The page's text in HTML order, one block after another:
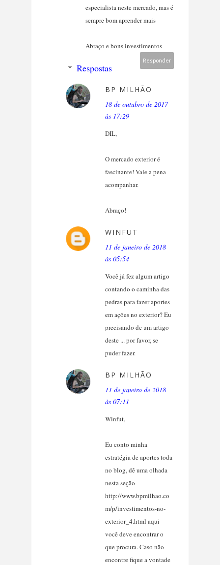
especialista neste mercado, mas é
sempre bom aprender mais
Abraço e bons investimentos
Responder
Respostas
BP MILHÃO
18 de outubro de 2017
às 17:29
DIL,
O mercado exterior é
fascinante! Vale a pena
acompanhar.
Abraço!
WINFUT
11 de janeiro de 2018
às 05:54
Você já fez algum artigo
contando o caminha das
pedras para fazer aportes
em ações no exterior? Eu
precisando de um artigo
deste ... por favor, se
puder fazer.
BP MILHÃO
11 de janeiro de 2018
às 07:11
Winfut,
Eu conto minha
estratégia de aportes toda
no blog, dê uma olhada
nesta seção
http://www.bpmilhao.co
m/p/investimentos-no-
exterior_4.html aqui
você deve encontrar o
que procura. Caso não
encontre fique a vontade